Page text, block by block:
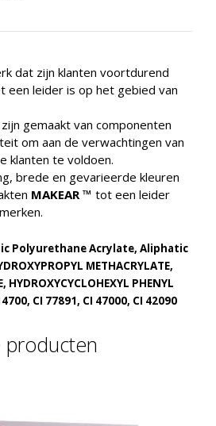
dat zijn klanten voortdurend
een leider is op het gebied van
gemaakt van componenten
om aan de verwachtingen van
klanten te voldoen.
brede en gevarieerde kleuren
MAKEAR ™ tot een leider
Polyurethane Acrylate, Aliphatic
METHACRYLATE,
HYDROXYCYCLOHEXYL PHENYL
CI 77891, CI 47000, CI 42090
producten